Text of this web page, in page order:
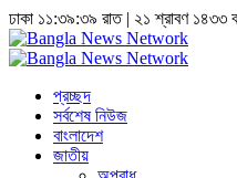
ঢাকা ১১:৩৯:৪০ রাত| ২১ শ্রাবণ ১৪৩৩
প্রচ্ছদ
সর্বশেষ নিউজ
বাংলাদেশ
জাতীয়